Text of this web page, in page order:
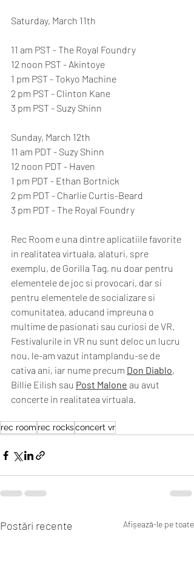
Saturday, March 11th
11 am PST - The Royal Foundry
12 noon PST - Akintoye
1 pm PST - Tokyo Machine
2 pm PST - Clinton Kane
3 pm PST - Suzy Shinn
Sunday, March 12th
11 am PDT - Suzy Shinn
12 noon PDT - Haven
1 pm PDT - Ethan Bortnick
2 pm PDT - Charlie Curtis-Beard
3 pm PDT - The Royal Foundry
Rec Room e una dintre aplicatiile favorite
in realitatea virtuala, alaturi, spre
exemplu, de Gorilla Tag, nu doar pentru
elementele de joc si provocari, dar si
pentru elementele de socializare si
comunitatea, aducand impreuna o
multime de pasionati sau curiosi de VR.
Festivalurile in VR nu sunt deloc un lucru
nou, le-am vazut intamplandu-se de
cativa ani, iar nume precum Don Diablo,
Billie Eilish sau Post Malone au avut
concerte in realitatea virtuala.
rec room rec rocksconcert vr
Postări recente Afișează-le pe toate